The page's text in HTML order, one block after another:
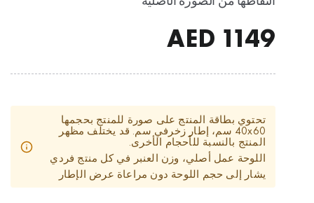
1149
تحتوي بطاقة المنتج على صورة للمنتج بحجمها
40x60 سم، إطار زخرفي سم. قد يختلف مظهر
المنتج بالنسبة للأحجام الأخرى.
اللوحة عمل أصلي، وزن العنبر في كل منتج فردي
يشار إلى حجم اللوحة دون مراعاة عرض الإطار